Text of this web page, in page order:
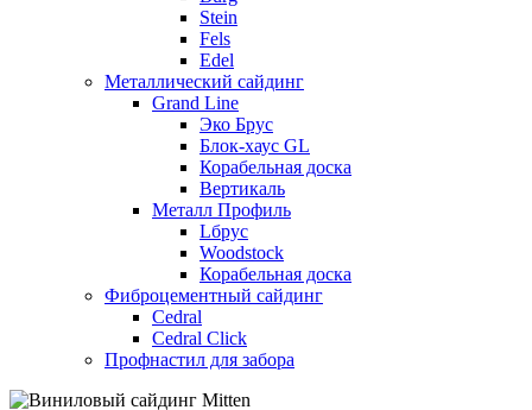
Stein
Fels
Edel
Металлический сайдинг
Grand Line
Эко Брус
Блок-хаус GL
Корабельная доска
Вертикаль
Металл Профиль
Lбрус
Woodstock
Корабельная доска
Фиброцементный сайдинг
Cedral
Cedral Click
Профнастил для забора